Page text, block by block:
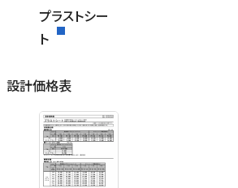
プラストシー
ト
設計価格表